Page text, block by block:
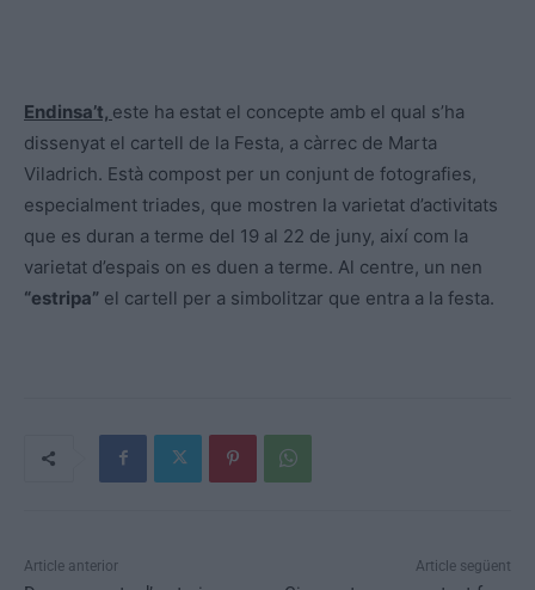
Endinsa’t, este ha estat el concepte amb el qual s’ha
dissenyat el cartell de la Festa, a càrrec de Marta
Viladrich. Està compost per un conjunt de fotografies,
especialment triades, que mostren la varietat d’activitats
que es duran a terme del 19 al 22 de juny, així com la
varietat d’espais on es duen a terme. Al centre, un nen
“estripa” el cartell per a simbolitzar que entra a la festa.
Article anterior Article següent